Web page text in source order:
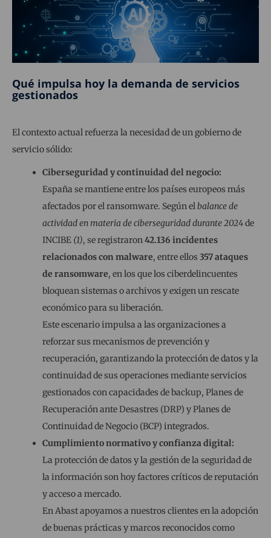
Qué impulsa hoy la demanda de servicios
gestionados
El contexto actual refuerza la necesidad de un gobierno de
servicio sólido:
Ciberseguridad y continuidad del negocio:
España se mantiene entre los países europeos más
afectados por el ransomware. Según elbalance de
actividad en materia de ciberseguridad durante 2024de
INCIBE (1), se registraron42.136 incidentes
relacionados con malware, entre ellos 357 ataques
de ransomware, en los que los ciberdelincuentes
bloquean sistemas o archivos y exigen un rescate
económico para su liberación.
Este escenario impulsa a las organizaciones a
reforzar sus mecanismos de prevención y
recuperación, garantizando la protección de datos y la
continuidad de sus operaciones mediante servicios
gestionados con capacidades de backup, Planes de
Recuperación ante Desastres (DRP) y Planes de
Continuidad de Negocio (BCP) integrados.
Cumplimiento normativo y confianza digital:
La protección de datos y la gestión de la seguridad de
la información son hoy factores críticos de reputación
y acceso a mercado.
En Abast apoyamos a nuestros clientes en la adopción
de buenas prácticas y marcos reconocidos como